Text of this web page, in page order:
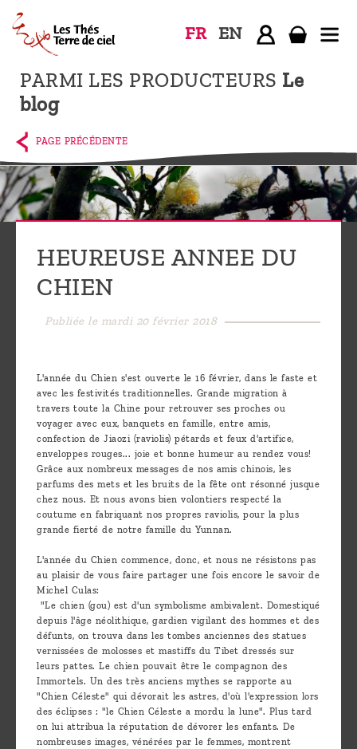
PARMI LES PRODUCTEURS Le
blog
FR EN
Accueil
La
boutique
Terre de
Ciel
Parmi les
le blog
sommes-
Découvrir
le thé
Pu'Erh
Comment
infuser
votre thé
Contactez-
nous !
PAGE PRÉCÉDENTE
HEUREUSE ANNEE DU
CHIEN
Publiée le mardi 20 février 2018
L'année du Chien s'est ouverte le 16 février, dans le faste et
avec les festivités traditionnelles. Grande migration à
travers toute la Chine pour retrouver ses proches ou
voyager avec eux, banquets en famille, entre amis,
confection de Jiaozi (raviolis) pétards et feux d'artifice,
enveloppes rouges... joie et bonne humeur au rendez vous!
Grâce aux nombreux messages de nos amis chinois, les
parfums des mets et les bruits de la fête ont résonné jusque
chez nous. Et nous avons bien volontiers respecté la
coutume en fabriquant nos propres raviolis, pour la plus
grande fierté de notre famille du Yunnan.
L'année du Chien commence, donc, et nous ne résistons pas
au plaisir de vous faire partager une fois encore le savoir de
Michel Culas:
"Le chien (gou) est d'un symbolisme ambivalent. Domestiqué
depuis l'âge néolithique, gardien vigilant des hommes et des
défunts, on trouva dans les tombes anciennes des statues
vernissées de molosses et mastiffs du Tibet dressés sur
leurs pattes. Le chien pouvait être le compagnon des
Immortels. Un des très anciens mythes se rapporte au
"Chien Céleste" qui dévorait les astres, d'où l'expression lors
des éclipses : "le Chien Céleste a mordu la lune". Plus tard
on lui attribua la réputation de dévorer les enfants. De
nombreuses images, vénérées par le femmes, montrent